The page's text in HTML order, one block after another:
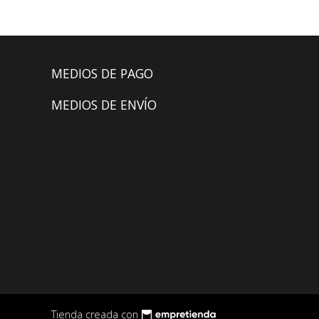
MEDIOS DE PAGO
MEDIOS DE ENVÍO
Tienda creada con